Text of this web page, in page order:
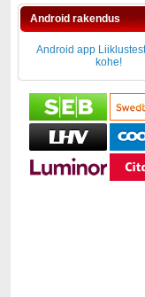
Android rakendus
Android app
kohe!